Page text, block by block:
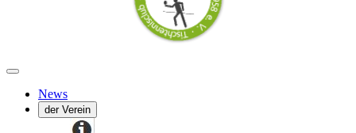
News
der Verein